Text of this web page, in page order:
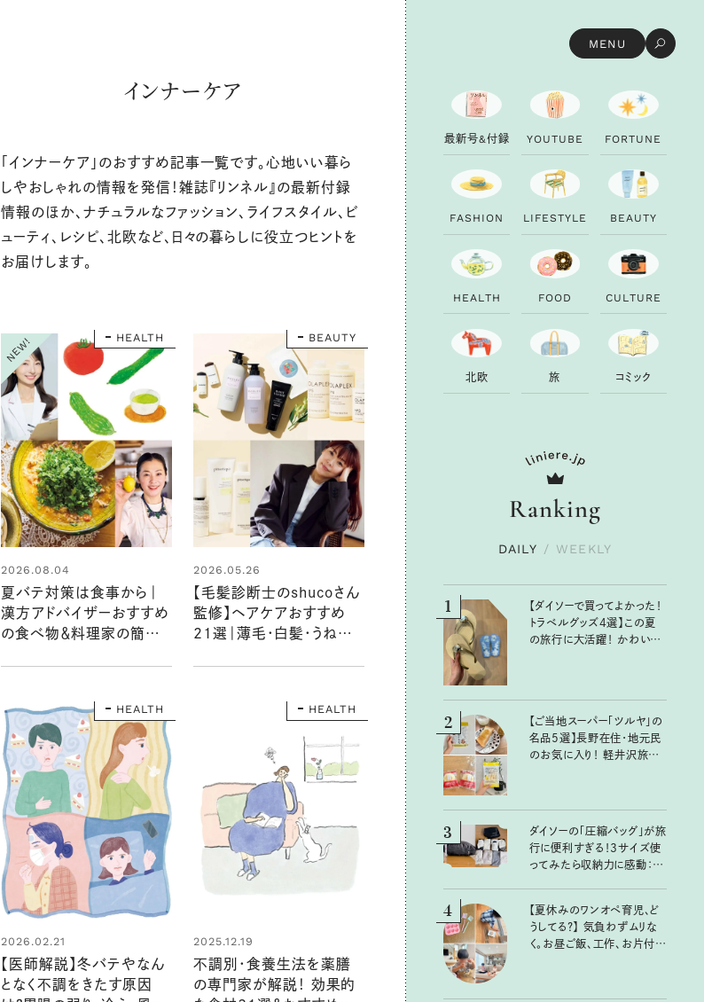
MENU
インナーケア
「インナーケア」のおすすめ記事一覧です。心地いい暮ら
しやおしゃれの情報を発信！雑誌『リンネル』の最新付録
情報のほか、ナチュラルなファッション、ライフスタイル、ビ
ューティ、レシピ、北欧など、日々の暮らしに役立つヒントを
お届けします。
HEALTH
NEW!
2026.08.04
夏バテ対策は食事から｜
漢方アドバイザーおすすめ
の食べ物＆料理家の簡単
BEAUTY
2026.05.26
【毛髪診断士のshucoさん
監修】ヘアケアおすすめ
21選｜薄毛・白髪・うねりな
HEALTH
2026.02.21
【医師解説】冬バテやなん
となく不調をきたす原因
HEALTH
2025.12.19
不調別・食養生法を薬膳
の専門家が解説！ 効果的
最新号&付録 YOUTU B E FORTU N E
FAS H ION LI FESTYLE B EAUTY
H EALTH FOOD CU LTU RE
北欧 旅 コ ミ ック
Ranking
DAILY / WEEKLY
1
【ダイソーで買ってよかった！
トラベルグッズ4選】この夏
の旅行に大活躍！ かわいく
2
【ご当地スーパー「ツルヤ」の
名品5選】長野在住・地元民
のお気に入り！ 軽井沢旅の
3
ダイソーの「圧縮バッグ」が旅
行に便利すぎる！3サイズ使
ってみたら収納力に感動：
4
【夏休みのワンオペ育児、ど
うしてる？】 気負わずムリな
く。お昼ご飯、工作、お片付け